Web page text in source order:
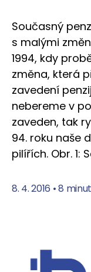
Současný
s malými
1994, kdy
změna, která
zavedení
nebereme v
zaveden, tak
94. roku naše
pilířích. Obr. 1:
8. 4. 2016 •8